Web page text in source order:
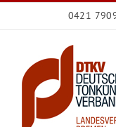
0421